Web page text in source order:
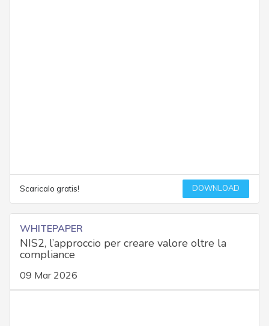
Scaricalo gratis! DOWNLOAD
WHITEPAPER
NIS2, l’approccio per creare valore oltre la
compliance
09 Mar 2026